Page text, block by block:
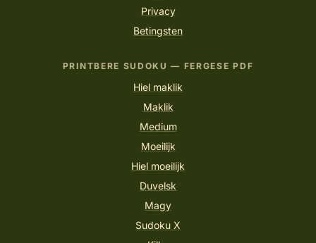
Privacy
Betingsten
PRINTBERE SUDOKU — FERGESE PDF
Hiel maklik
Maklik
Medium
Moeilijk
Hiel moeilijk
Duvelsk
Magy
Sudoku X